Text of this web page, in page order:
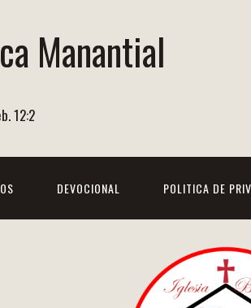
Manantial
12:2
DEVOCIONAL POLITICA DE